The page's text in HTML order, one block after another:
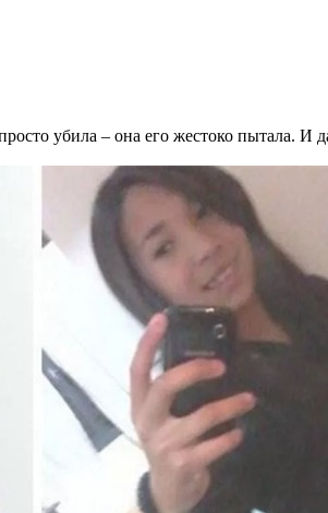
убила – она его жестоко пытала. И